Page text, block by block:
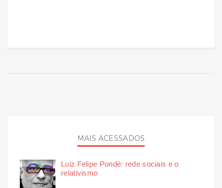
MAIS ACESSADOS
Luiz Felipe Pondé: rede sociais e o
relativismo